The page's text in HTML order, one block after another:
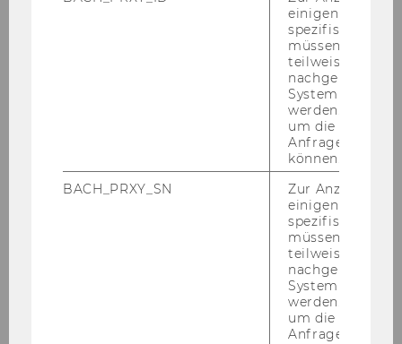
1. Un­ter­stüt­zung bei kos­ten­
pflich­ti­gen Ver­öf­fent­li­chun­gen
2. Dis­ser­ta­ti­ons­coa­ching für
wis­sen­schaft­li­che PräDok-​
PräDok-​Mitarbeiter*innen bei
einigen WU-
spezifischen
müssen
teilweise von
nachgelagerten
System
werden.
um die Antwort
Anfrage
können.
BACH_PRXY_SN
Zur Anzeige von
einigen WU-
spezifischen
müssen
teilweise von
nachgelagerten
System
werden.
um die Antwort
Anfrage